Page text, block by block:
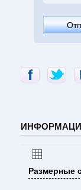
Размерные